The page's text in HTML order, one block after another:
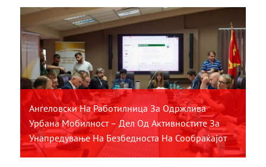
Ангеловски На Работилница За Одржлива
Урбана Мобилност – Дел Од Активностите За
Унапредување На Безбедноста На Сообраќајот